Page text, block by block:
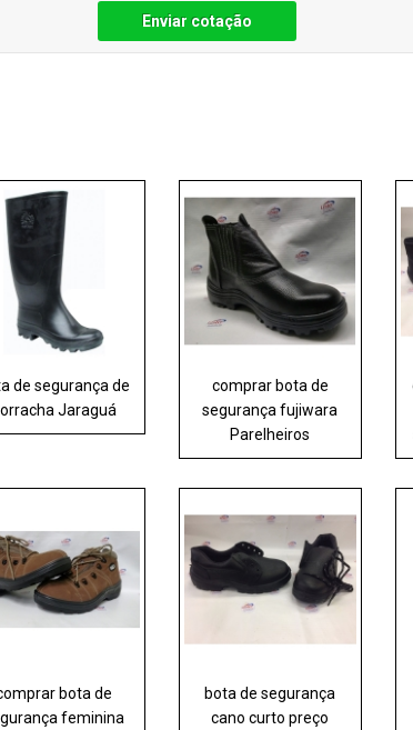
Enviar cotação
de segurança de
Jaraguá
comprar bota de
segurança fujiwara
Parelheiros
bota de
feminina
bota de segurança
cano curto preço